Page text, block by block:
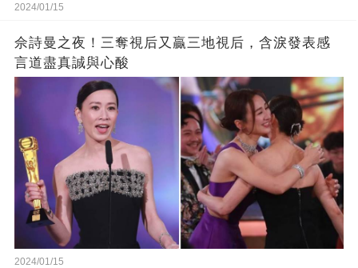
2024/01/15
佘詩曼之夜！三奪視后又贏三地視后，含淚發表感
言道盡真誠與心酸
2024/01/15